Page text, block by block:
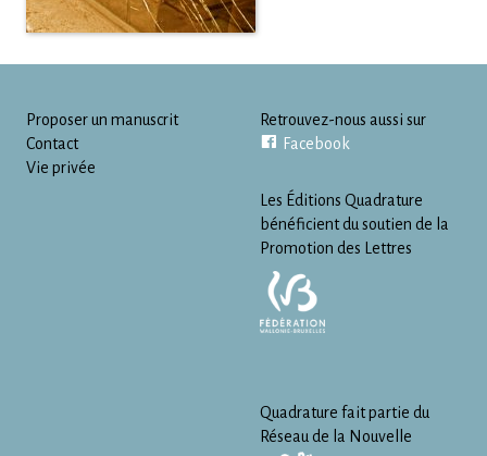
Proposer un manuscrit
Contact
Vie privée
Retrouvez-nous aussi sur
Facebook
Les Éditions Quadrature
bénéficient du soutien de la
Promotion des Lettres
Quadrature fait partie du
Réseau de la Nouvelle